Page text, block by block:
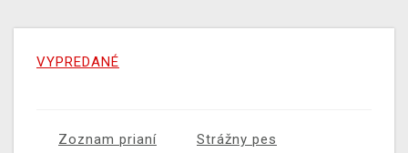
VYPREDANÉ
Zoznam prianí Strážny pes